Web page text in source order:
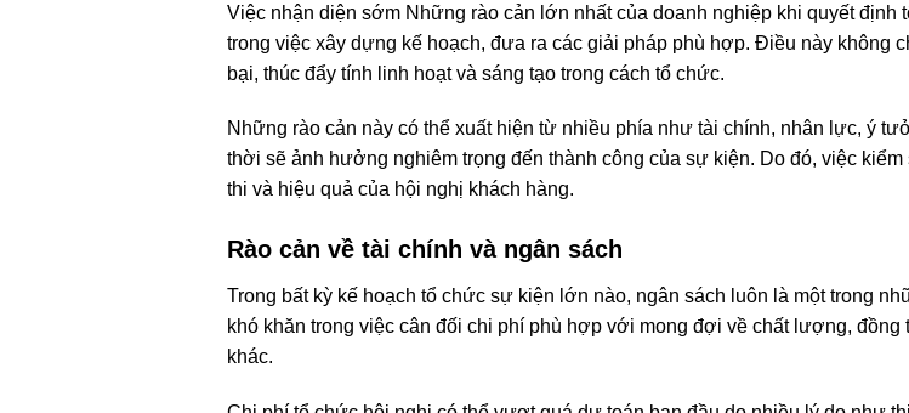
Việc nhận diện sớm Những rào cản lớn nhất của doanh nghiệp khi quyết
trong việc xây dựng kế hoạch, đưa ra các giải pháp phù hợp. Điều này không
bại, thúc đẩy tính linh hoạt và sáng tạo trong cách tổ chức.
Những rào cản này có thể xuất hiện từ nhiều phía như tài chính, nhân lực, ý
thời sẽ ảnh hưởng nghiêm trọng đến thành công của sự kiện. Do đó, việc
thi và hiệu quả của hội nghị khách hàng.
Rào cản về tài chính và ngân sách
Trong bất kỳ kế hoạch tổ chức sự kiện lớn nào, ngân sách luôn là một trong
khó khăn trong việc cân đối chi phí phù hợp với mong đợi về chất lượng,
khác.